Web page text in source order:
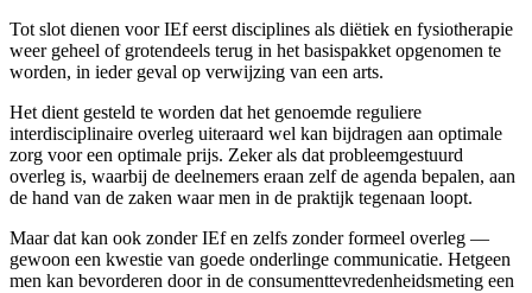
Tot slot dienen voor IEf eerst disciplines als diëtiek en fysiotherapie
weer geheel of grotendeels terug in het basispakket opgenomen te
worden, in ieder geval op verwijzing van een arts.
Het dient gesteld te worden dat het genoemde reguliere
interdisciplinaire overleg uiteraard wel kan bijdragen aan optimale
zorg voor een optimale prijs. Zeker als dat probleemgestuurd
overleg is, waarbij de deelnemers eraan zelf de agenda bepalen, aan
de hand van de zaken waar men in de praktijk tegenaan loopt.
Maar dat kan ook zonder IEf en zelfs zonder formeel overleg —
gewoon een kwestie van goede onderlinge communicatie. Hetgeen
men kan bevorderen door in de consumenttevredenheidsmeting een